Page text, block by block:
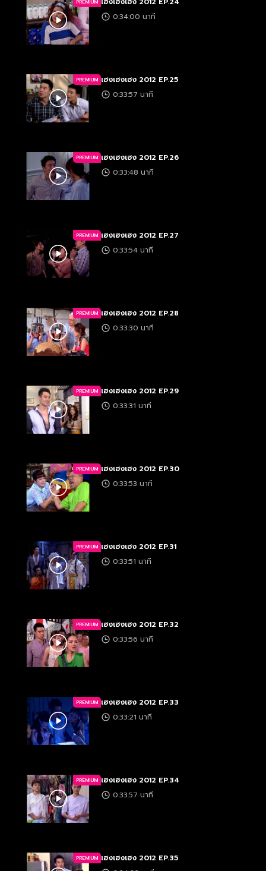
PREMIUM
0:34:00 นาที
PREMIUM เฮงเฮงเฮง 2012 EP.25
0:33:57 นาที
PREMIUM เฮงเฮงเฮง 2012 EP.26
0:33:48 นาที
PREMIUM เฮงเฮงเฮง 2012 EP.27
0:33:54 นาที
PREMIUM เฮงเฮงเฮง 2012 EP.28
0:33:30 นาที
PREMIUM เฮงเฮงเฮง 2012 EP.29
0:33:31 นาที
PREMIUM เฮงเฮงเฮง 2012 EP.30
0:33:53 นาที
PREMIUM เฮงเฮงเฮง 2012 EP.31
0:33:51 นาที
PREMIUM เฮงเฮงเฮง 2012 EP.32
0:33:56 นาที
PREMIUM เฮงเฮงเฮง 2012 EP.33
0:33:21 นาที
PREMIUM เฮงเฮงเฮง 2012 EP.34
0:33:57 นาที
PREMIUM เฮงเฮงเฮง 2012 EP.35